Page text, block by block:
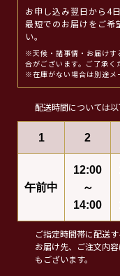
お申し込み翌日から4
最短でのお届けをご希
い。
※天候・諸事情・お届けす
合がございます。ご了承く
※在庫がない場合は別途メ
配送時間については以
1 2
午前中
12:00
～
14:00
ご指定時間帯に配送
お届け先、ご注文内
もございます。